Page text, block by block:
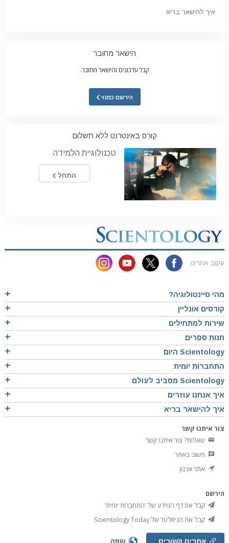
איך להישאר בריא
הישאר מחובר
קבל עדכונים והישאר מחובר.
הירשם כמנוי
קורס באינטרנט ללא תשלום
טכנולוגיית הלמידה
התחל
עקוב אחרינו
מהי סיינטולוגיה?
קורסים אונליין
שירות למתחילים
חנות ספרים
Scientology היום
התחברות יומית
Scientology מסביב לעולם
איך אנחנו עוזרים
איך להישאר בריא
צור איתנו קשר
שאלות? צור איתנו קשר
משוב באתר
אתר ארגון
הירשם
קבל את דף המידע של 'התחברות יומית'
קבל את הניוזלטר של Scientology Today
אתרים קשורים שפה